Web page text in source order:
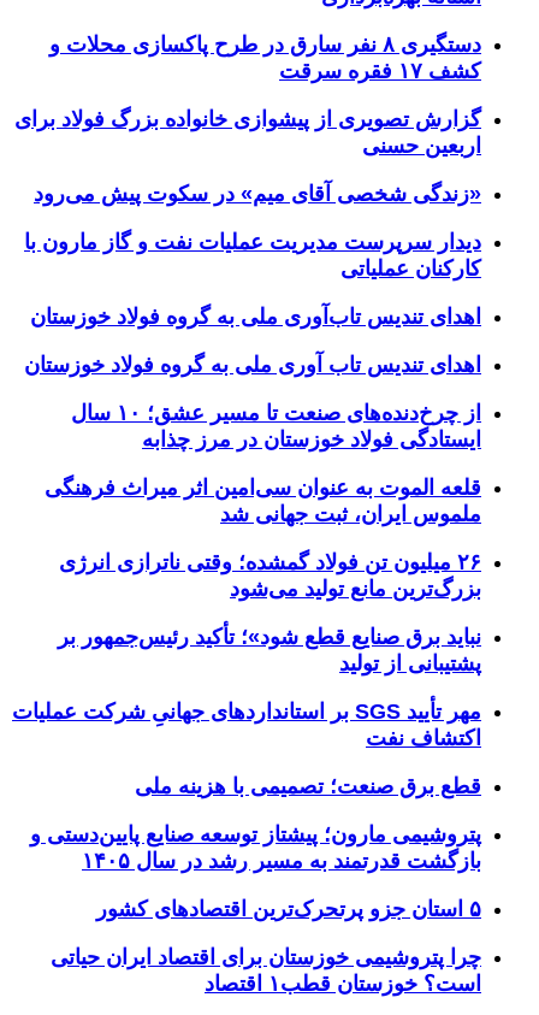
دستگیری ۸ نفر سارق در طرح پاکسازی محلات و
کشف ۱۷ فقره سرقت
گزارش تصویری از پیشوازی خانواده بزرگ فولاد برای
اربعین حسنی
«زندگی شخصی آقای میم» در سکوت پیش می‌رود
دیدار سرپرست مدیریت عملیات نفت و گاز مارون با
کارکنان عملیاتی
اهدای تندیس تاب‌آوری ملی به گروه فولاد خوزستان
اهدای تندیس تاب آوری ملی به گروه فولاد خوزستان
از چرخ‌دنده‌های صنعت تا مسیر عشق؛ ۱۰ سال
ایستادگی فولاد خوزستان در مرز چذابه
قلعه الموت به عنوان سی‌امین اثر میراث‌ فرهنگی
ملموس ایران، ثبت جهانی شد
۲۶ میلیون تن فولاد گمشده؛ وقتی ناترازی انرژی
بزرگ‌ترین مانع تولید می‌شود
نباید برق صنایع قطع شود»؛ تأکید رئیس‌جمهور بر
پشتیبانی از تولید
مهر تأیید SGS بر استانداردهای جهانیِ شرکت عملیات
اکتشاف نفت
قطع برق صنعت؛ تصمیمی با هزینه ملی
پتروشیمی مارون؛ پیشتاز توسعه صنایع پایین‌دستی و
بازگشت قدرتمند به مسیر رشد در سال ۱۴۰۵
۵ استان جزو پرتحرک‌ترین اقتصاد‌های کشور
چرا پتروشیمی خوزستان برای اقتصاد ایران حیاتی
است؟ خوزستان قطب۱ اقتصاد